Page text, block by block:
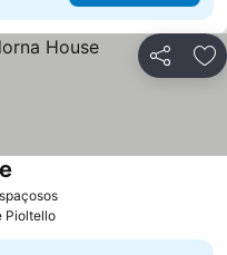
Partilhar
Ver preços
Pioltello